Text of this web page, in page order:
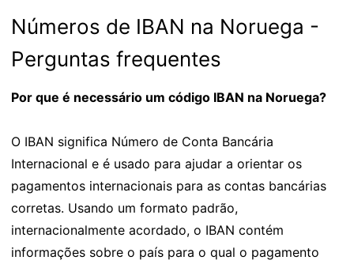
Números de IBAN na Noruega -
Perguntas frequentes
Por que é necessário um código IBAN na Noruega?
O IBAN significa Número de Conta Bancária
Internacional e é usado para ajudar a orientar os
pagamentos internacionais para as contas bancárias
corretas. Usando um formato padrão,
internacionalmente acordado, o IBAN contém
informações sobre o país para o qual o pagamento